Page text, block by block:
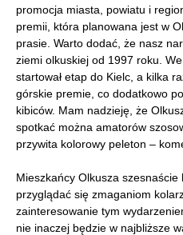
promocja miasta, powiatu i
premii, która planowana jest w
prasie. Warto dodać, że nasz
ziemi olkuskiej od 1997 roku.
startował etap do Kielc, a kilka
górskie premie, co dodatkowo
kibiców. Mam nadzieję, że
spotkać można amatorów
przywita kolorowy peleton –
Mieszkańcy Olkusza
przyglądać się zmaganiom
zainteresowanie tym
nie inaczej będzie w najbliższe